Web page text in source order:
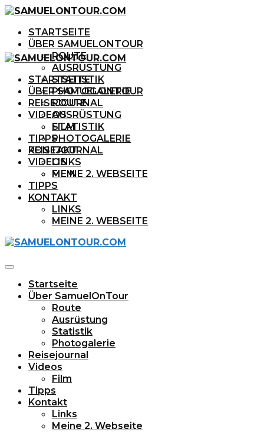
STARTSEITE
ÜBER SAMUELONTOUR
ROUTE
AUSRÜSTUNG
STATISTIK
PHOTOGALERIE
REISEJOURNAL
VIDEOS
FILM
TIPPS
KONTAKT
LINKS
MEINE 2. WEBSEITE
STARTSEITE
ÜBER SAMUELONTOUR
ROUTE
AUSRÜSTUNG
STATISTIK
PHOTOGALERIE
REISEJOURNAL
VIDEOS
FILM
TIPPS
KONTAKT
LINKS
MEINE 2. WEBSEITE
Startseite
Über SamuelOnTour
Route
Ausrüstung
Statistik
Photogalerie
Reisejournal
Videos
Film
Tipps
Kontakt
Links
Meine 2. Webseite